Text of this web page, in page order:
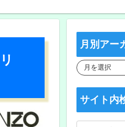
月別アー
サイト内